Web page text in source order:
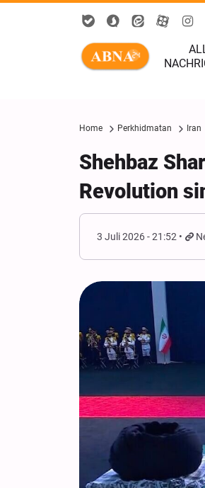
Home Perkhidmatan Iran
Shehbaz
Revolution
3 Juli 2026 - 21:52